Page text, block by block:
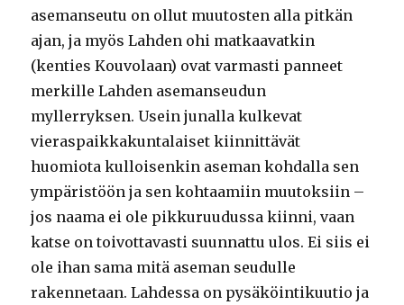
asemanseutu on ollut muutosten alla pitkän
ajan, ja myös Lahden ohi matkaavatkin
(kenties Kouvolaan) ovat varmasti panneet
merkille Lahden asemanseudun
myllerryksen. Usein junalla kulkevat
vieraspaikkakuntalaiset kiinnittävät
huomiota kulloisenkin aseman kohdalla sen
ympäristöön ja sen kohtaamiin muutoksiin –
jos naama ei ole pikkuruudussa kiinni, vaan
katse on toivottavasti suunnattu ulos. Ei siis ei
ole ihan sama mitä aseman seudulle
rakennetaan. Lahdessa on pysäköintikuutio ja